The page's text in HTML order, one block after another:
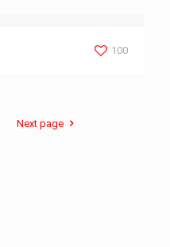
100
Next page